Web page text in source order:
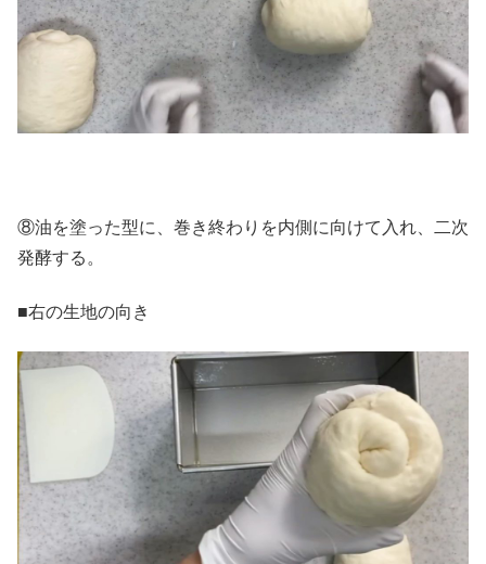
⑧油を塗った型に、巻き終わりを内側に向けて入れ、二次
発酵する。
■右の生地の向き